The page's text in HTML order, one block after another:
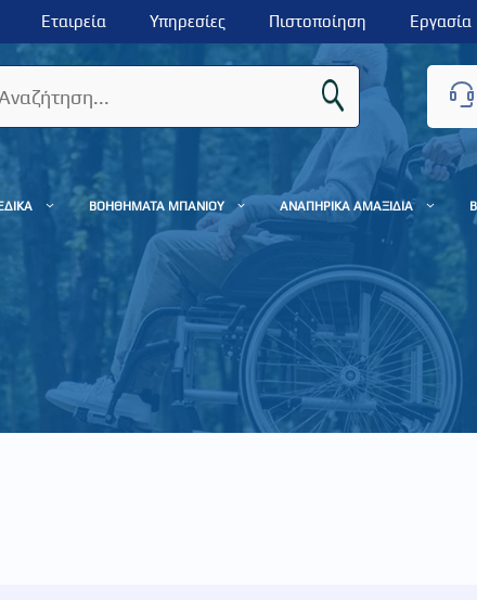
Εταιρεία Υπηρεσίες Πιστοποίηση Εργασία
ΒΟΗΘΗΜΑΤΑ ΜΠΑΝΙΟΥ ΑΝΑΠΗΡΙΚΑ ΑΜΑΞΙΔΙΑ